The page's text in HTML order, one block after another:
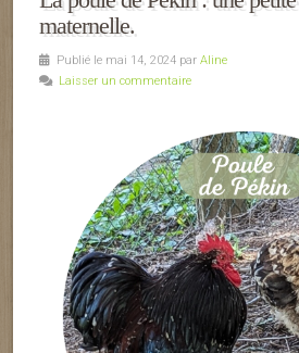
maternelle.
Publié le mai 14, 2024 par Aline
Laisser un commentaire